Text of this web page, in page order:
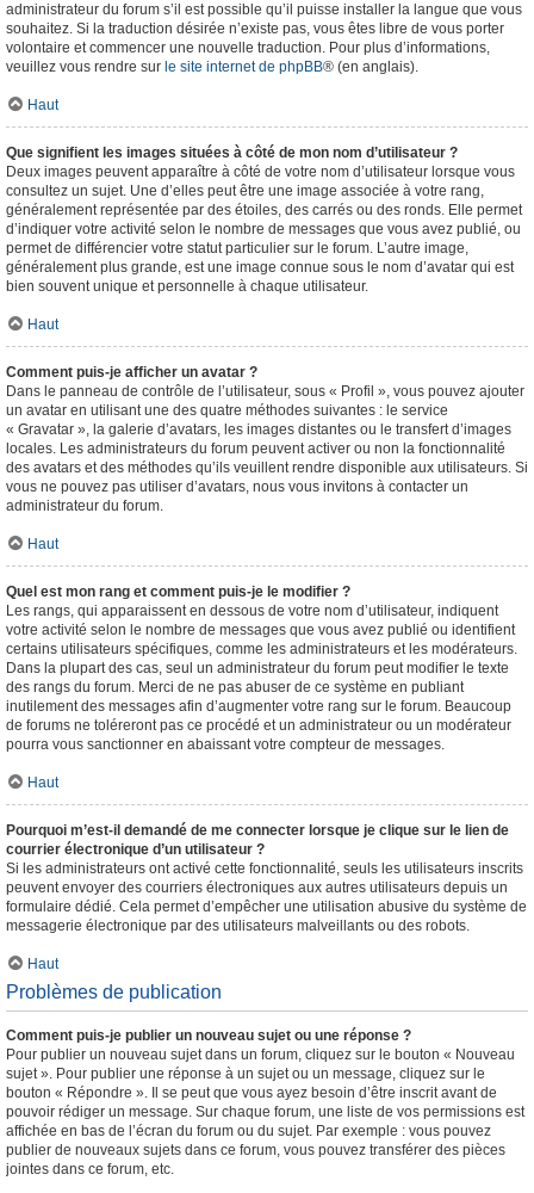
administrateur du forum s’il est possible qu’il puisse installer la langue que vous
souhaitez. Si la traduction désirée n’existe pas, vous êtes libre de vous porter
volontaire et commencer une nouvelle traduction. Pour plus d’informations,
veuillez vous rendre sur le site internet de phpBB® (en anglais).
Haut
Que signifient les images situées à côté de mon nom d’utilisateur ?
Deux images peuvent apparaître à côté de votre nom d’utilisateur lorsque vous
consultez un sujet. Une d’elles peut être une image associée à votre rang,
généralement représentée par des étoiles, des carrés ou des ronds. Elle permet
d’indiquer votre activité selon le nombre de messages que vous avez publié, ou
permet de différencier votre statut particulier sur le forum. L’autre image,
généralement plus grande, est une image connue sous le nom d’avatar qui est
bien souvent unique et personnelle à chaque utilisateur.
Haut
Comment puis-je afficher un avatar ?
Dans le panneau de contrôle de l’utilisateur, sous « Profil », vous pouvez ajouter
un avatar en utilisant une des quatre méthodes suivantes : le service
« Gravatar », la galerie d’avatars, les images distantes ou le transfert d’images
locales. Les administrateurs du forum peuvent activer ou non la fonctionnalité
des avatars et des méthodes qu’ils veuillent rendre disponible aux utilisateurs. Si
vous ne pouvez pas utiliser d’avatars, nous vous invitons à contacter un
administrateur du forum.
Haut
Quel est mon rang et comment puis-je le modifier ?
Les rangs, qui apparaissent en dessous de votre nom d’utilisateur, indiquent
votre activité selon le nombre de messages que vous avez publié ou identifient
certains utilisateurs spécifiques, comme les administrateurs et les modérateurs.
Dans la plupart des cas, seul un administrateur du forum peut modifier le texte
des rangs du forum. Merci de ne pas abuser de ce système en publiant
inutilement des messages afin d’augmenter votre rang sur le forum. Beaucoup
de forums ne toléreront pas ce procédé et un administrateur ou un modérateur
pourra vous sanctionner en abaissant votre compteur de messages.
Haut
Pourquoi m’est-il demandé de me connecter lorsque je clique sur le lien de
courrier électronique d’un utilisateur ?
Si les administrateurs ont activé cette fonctionnalité, seuls les utilisateurs inscrits
peuvent envoyer des courriers électroniques aux autres utilisateurs depuis un
formulaire dédié. Cela permet d’empêcher une utilisation abusive du système de
messagerie électronique par des utilisateurs malveillants ou des robots.
Haut
Problèmes de publication
Comment puis-je publier un nouveau sujet ou une réponse ?
Pour publier un nouveau sujet dans un forum, cliquez sur le bouton « Nouveau
sujet ». Pour publier une réponse à un sujet ou un message, cliquez sur le
bouton « Répondre ». Il se peut que vous ayez besoin d’être inscrit avant de
pouvoir rédiger un message. Sur chaque forum, une liste de vos permissions est
affichée en bas de l’écran du forum ou du sujet. Par exemple : vous pouvez
publier de nouveaux sujets dans ce forum, vous pouvez transférer des pièces
jointes dans ce forum, etc.